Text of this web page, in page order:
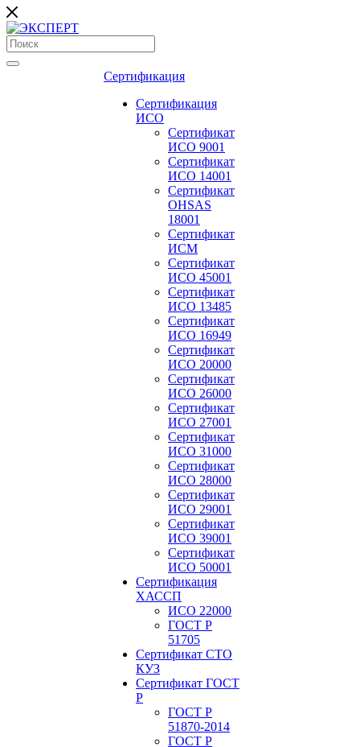
Сертификация
Сертификация
ИСО
Сертификат
ИСО 9001
Сертификат
ИСО 14001
Сертификат
OHSAS
18001
Сертификат
ИСМ
Сертификат
ИСО 45001
Сертификат
ИСО 13485
Сертификат
ИСО 16949
Сертификат
ИСО 20000
Сертификат
ИСО 26000
Сертификат
ИСО 27001
Сертификат
ИСО 31000
Сертификат
ИСО 28000
Сертификат
ИСО 29001
Сертификат
ИСО 39001
Сертификат
ИСО 50001
Сертификация
ХАССП
ИСО 22000
ГОСТ Р
51705
Сертификат СТО
КУЗ
Сертификат ГОСТ
Р
ГОСТ Р
51870-2014
ГОСТ Р